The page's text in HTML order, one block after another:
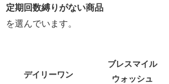
定期回数縛りがない商品
を選んでいます。
デイリーワン
ブレスマイル
ウォッシュ